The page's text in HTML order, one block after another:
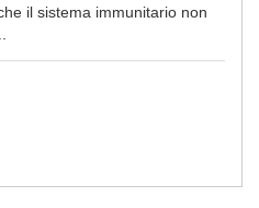
il sistema immunitario non